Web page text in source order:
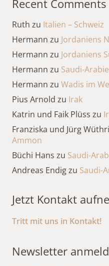
Recent Comments
Ruth zu Italien – Schweiz
Hermann zu Jordaniens
Hermann zu Jordaniens
Hermann zu Saudi-
Hermann zu Wadis im
Pius Arnold zu Irak
Katrin und Faik Plüss zu
Franziska und Jürg
Ammon
Büchi Hans zu Saudi-
Andreas Endigzu Saudi-
Jetzt Kontakt
Tritt mit uns in Kontakt!
Newsletter